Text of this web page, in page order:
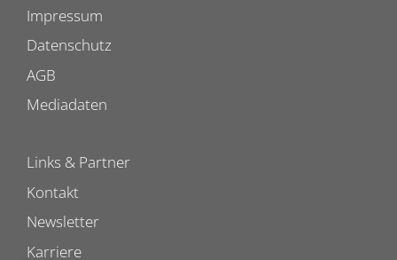
Impressum
Datenschutz
AGB
Mediadaten
Links & Partner
Kontakt
Newsletter
Karriere